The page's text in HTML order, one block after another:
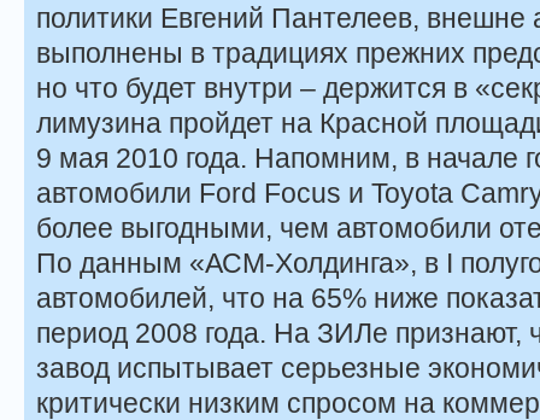
политики Евгений Пантелеев, внешне
выполнены в традициях прежних
но что будет внутри – держится в
лимузина пройдет на Красной
9 мая 2010 года. Напомним, в начале
автомобили Ford Focus и Toyota
более выгодными, чем автомобили
По данным «АСМ-Холдинга», в I
автомобилей, что на 65% ниже
период 2008 года. На ЗИЛе признают,
завод испытывает серьезные
критически низким спросом на